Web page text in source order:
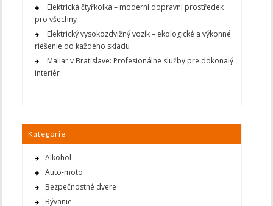
Elektrická čtyřkolka – moderní dopravní prostředek
pro všechny
Elektrický vysokozdvižný vozík – ekologické a výkonné
riešenie do každého skladu
Maliar v Bratislave: Profesionálne služby pre dokonalý
interiér
Kategórie
Alkohol
Auto-moto
Bezpečnostné dvere
Bývanie